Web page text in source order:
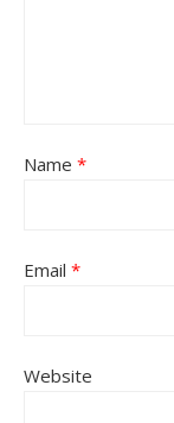
Name *
Email *
Website